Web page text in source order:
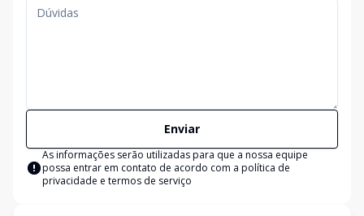
Enviar
As informações serão utilizadas para que a nossa equipe
possa entrar em contato de acordo com a política de
privacidade e termos de serviço